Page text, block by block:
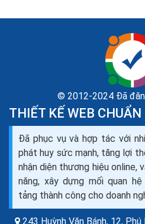
quả nhất
Kiên nhẫn không chỉ giúp bạn
mà một nghiên cứu của Đại
mất kiên nhẫn không chỉ ngăn
© 2012-2024 Đã
THIẾT KẾ WEB
Đã phục vụ và hợp tác với
phát huy sức mạnh, tăng lợi
nhận diện thương hiệu online,
năng, xây dựng mối quan
tảng thành công cho doanh
243 Huỳnh Văn Bánh, 12, Phú